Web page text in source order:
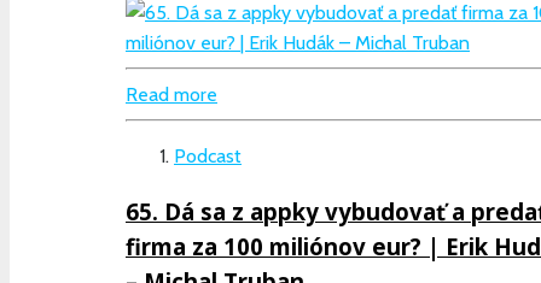
Read more
Podcast
65. Dá sa z appky vybudovať a
firma za 100 miliónov eur? | Erik